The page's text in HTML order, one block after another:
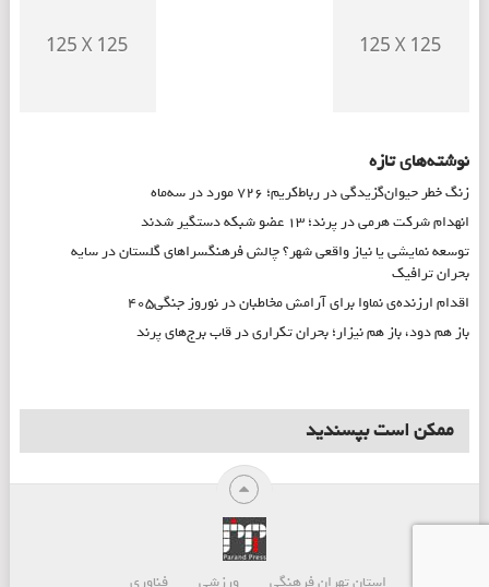
نوشته‌های تازه
زنگ خطر حیوان‌گزیدگی در رباط‌کریم؛ ۷۲۶ مورد در سه‌ماه
انهدام شرکت هرمی در پرند؛ ۱۳ عضو شبکه دستگیر شدند
توسعه نمایشی یا نیاز واقعی شهر؟ چالش فرهنگسراهای گلستان در سایه
بحران ترافیک
اقدام ارزنده‌ی نماوا برای آرامش مخاطبان در نوروز جنگی۴۰۵
باز هم دود، باز هم نیزار؛ بحران تکراری در قاب برج‌های پرند
ممکن است بپسندید
استان تهرانفرهنگی ورزشی فناوری